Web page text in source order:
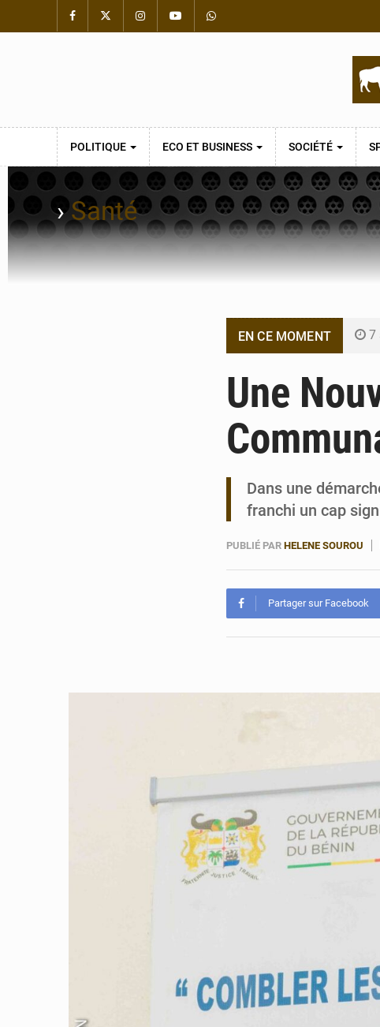
POLITIQUE ECO ET BUSINESS SOCIÉTÉ
›Santé
EN CE MOMENT 7
6
6
Une
Dans une
franchi un cap
PUBLIÉ PAR HELENE SOUROU
Partager sur Facebook